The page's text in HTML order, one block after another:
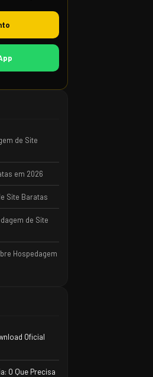
de Site
em 2026
Site Baratas
de Site
Hospedagem
Oficial
O Que Precisa